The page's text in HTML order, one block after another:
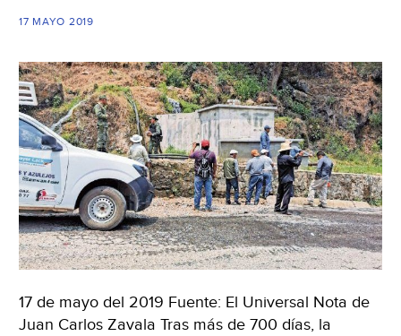
17 MAYO 2019
17 de mayo del 2019 Fuente: El Universal Nota de
Juan Carlos Zavala Tras más de 700 días, la